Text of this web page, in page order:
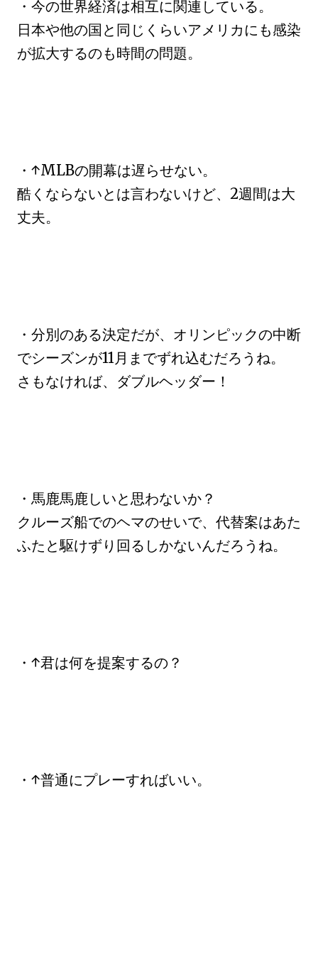
・今の世界経済は相互に関連している。
日本や他の国と同じくらいアメリカにも感染
が拡大するのも時間の問題。
・↑MLBの開幕は遅らせない。
酷くならないとは言わないけど、2週間は大
丈夫。
・分別のある決定だが、オリンピックの中断
でシーズンが11月までずれ込むだろうね。
さもなければ、ダブルヘッダー！
・馬鹿馬鹿しいと思わないか？
クルーズ船でのヘマのせいで、代替案はあた
ふたと駆けずり回るしかないんだろうね。
・↑君は何を提案するの？
・↑普通にプレーすればいい。